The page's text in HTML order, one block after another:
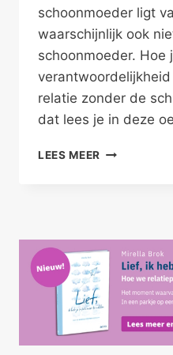
schoonmoeder ligt
waarschijnlijk ook
schoonmoeder. Hoe
relatie zonder de
dat lees je in deze
LEES MEER